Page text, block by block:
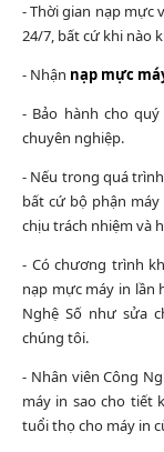
- Thời gian nạp mực
24/7, bất cứ khi nào
- Nhận nạp mực
- Bảo hành cho
chuyên nghiệp.
- Nếu trong quá
bất cứ bộ phận
chịu trách nhiệm và
- Có chương trình
nạp mực máy in lần
Nghệ Số như sửa
chúng tôi.
- Nhân viên Công
máy in sao cho tiết
tuổi thọ cho máy in